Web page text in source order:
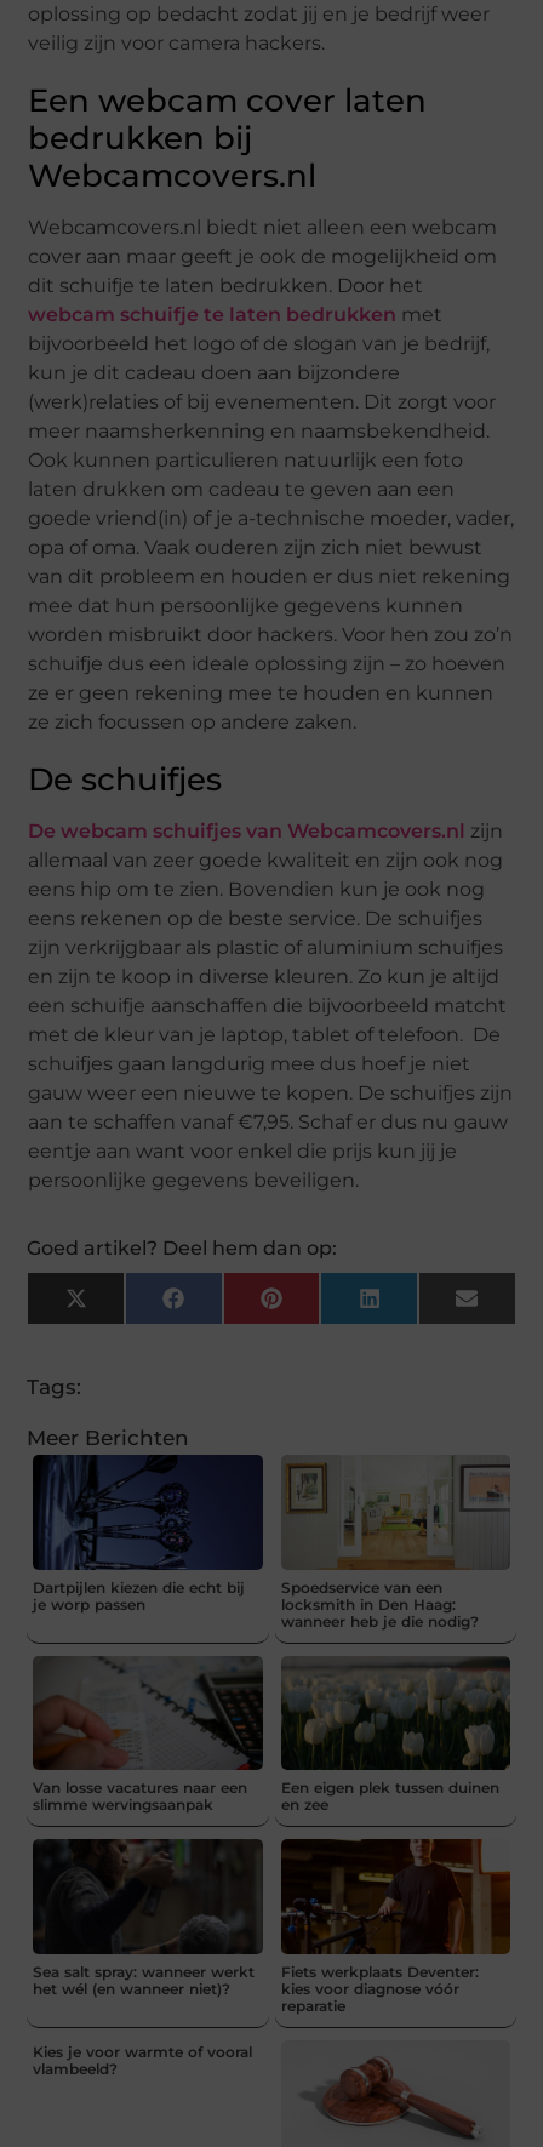
oplossing op bedacht zodat jij en je bedrijf weer
veilig zijn voor camera hackers.
Een webcam cover laten
bedrukken bij
Webcamcovers.nl
Webcamcovers.nl biedt niet alleen een webcam
cover aan maar geeft je ook de mogelijkheid om
dit schuifje te laten bedrukken. Door het
webcam schuifje te laten bedrukken met
bijvoorbeeld het logo of de slogan van je bedrijf,
kun je dit cadeau doen aan bijzondere
(werk)relaties of bij evenementen. Dit zorgt voor
meer naamsherkenning en naamsbekendheid.
Ook kunnen particulieren natuurlijk een foto
laten drukken om cadeau te geven aan een
goede vriend(in) of je a-technische moeder, vader,
opa of oma. Vaak ouderen zijn zich niet bewust
van dit probleem en houden er dus niet rekening
mee dat hun persoonlijke gegevens kunnen
worden misbruikt door hackers. Voor hen zou zo’n
schuifje dus een ideale oplossing zijn – zo hoeven
ze er geen rekening mee te houden en kunnen
ze zich focussen op andere zaken.
De schuifjes
De webcam schuifjes van Webcamcovers.nl zijn
allemaal van zeer goede kwaliteit en zijn ook nog
eens hip om te zien. Bovendien kun je ook nog
eens rekenen op de beste service. De schuifjes
zijn verkrijgbaar als plastic of aluminium schuifjes
en zijn te koop in diverse kleuren. Zo kun je altijd
een schuifje aanschaffen die bijvoorbeeld matcht
met de kleur van je laptop, tablet of telefoon. De
schuifjes gaan langdurig mee dus hoef je niet
gauw weer een nieuwe te kopen. De schuifjes zijn
aan te schaffen vanaf €7,95. Schaf er dus nu gauw
eentje aan want voor enkel die prijs kun jij je
persoonlijke gegevens beveiligen.
Goed artikel? Deel hem dan op:
X
(Twitter)
FacebookPinterestLinkedInEmail
Tags:
Meer Berichten
Dartpijlen kiezen die echt bij
je worp passen
Spoedservice van een
locksmith in Den Haag:
wanneer heb je die nodig?
Van losse vacatures naar een
slimme wervingsaanpak
Een eigen plek tussen duinen
en zee
Sea salt spray: wanneer werkt
het wél (en wanneer niet)?
Fiets werkplaats Deventer:
kies voor diagnose vóór
reparatie
Kies je voor warmte of vooral
vlambeeld?